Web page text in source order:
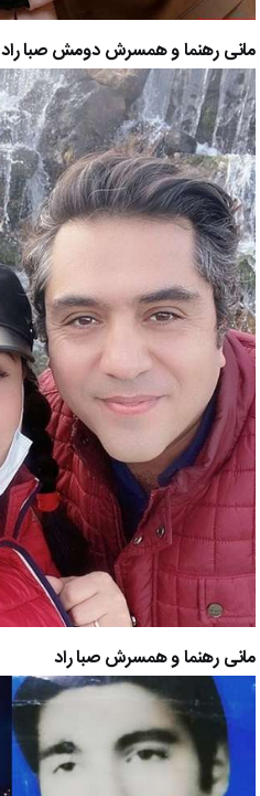
مانی رهنما و همسرش دومش صبا راد
مانی رهنما و همسرش صبا راد